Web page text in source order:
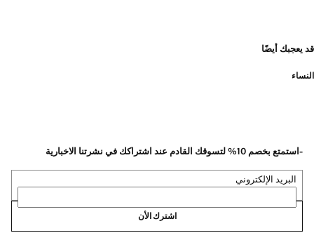
قد يعجبك أيضًا
النساء
-استمتع بخصم 10% لتسوقك القادم عند اشتراكك في نشرتنا الاخبارية
البريد الإلكتروني
اشترك الأن